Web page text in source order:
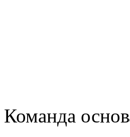
Команда